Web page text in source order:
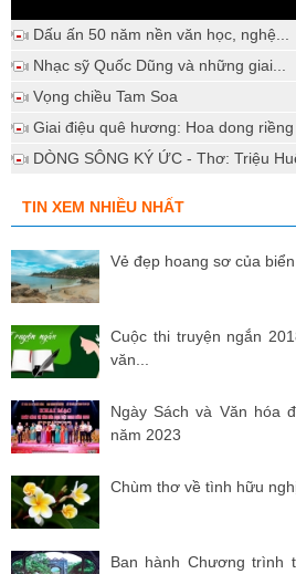
Dấu ấn 50 năm nền văn học, nghệ...
Nhạc sỹ Quốc Dũng và những giai...
Vọng chiều Tam Soa
Giai điệu quê hương: Hoa dong riềng
DÒNG SÔNG KÝ ỨC - Thơ: Triệu
TIN XEM NHIỀU NHẤT
Vẻ đẹp hoang sơ của
Cuộc thi truyện ngắn
văn...
Ngày Sách và Văn hóa
năm 2023
Chùm thơ về tình hữu
Ban hành Chương trình